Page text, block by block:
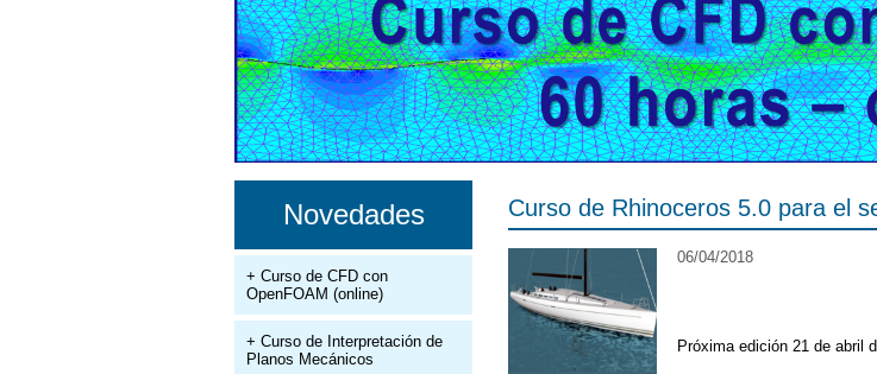
Novedades
+ Curso de CFD con
OpenFOAM (online)
+ Curso de Interpretación de
Planos Mecánicos
Curso de Rhinoceros 5.0 para el
06/04/2018
Próxima edición 21 de abril